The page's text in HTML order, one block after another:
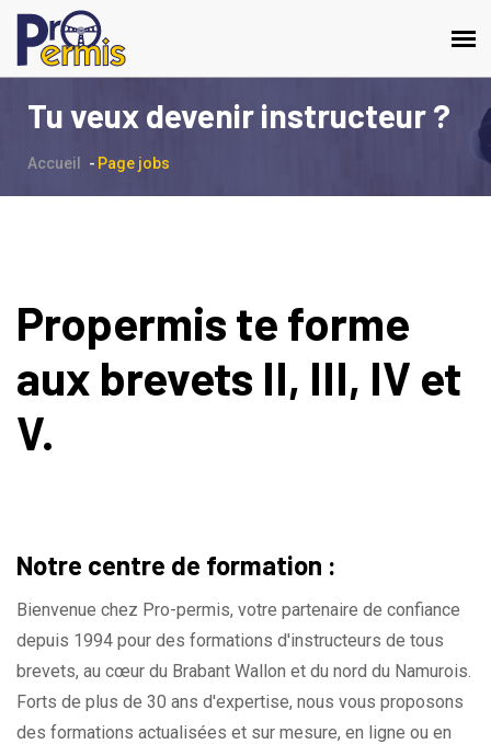
Tu veux devenir instructeur ?
Accueil Page jobs
Propermis te forme
aux brevets II, III, IV et
V.
Notre centre de formation :
Bienvenue chez Pro-permis, votre partenaire de confiance
depuis 1994 pour des formations d'instructeurs de tous
brevets, au cœur du Brabant Wallon et du nord du Namurois.
Forts de plus de 30 ans d'expertise, nous vous proposons
des formations actualisées et sur mesure, en ligne ou en